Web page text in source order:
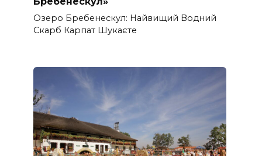
Озеро Бребенескул: Найвищий Водний
Скарб Карпат Шукаєте